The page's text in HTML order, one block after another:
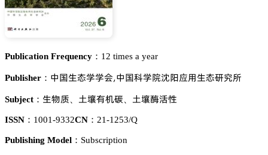
Publication Frequency： 12 times a year
Publisher： 瘼孢璗澅惒惒肦,瘼孢涛惒蹡䅦Å眙懟璗澅簾䘠躼
Subject： 璗醑魉、 浰梊犲诜崜、 浰梊㩷灐焬
ISSN： 1001-9332CN： 21-1253/Q
Publishing Model： Subscription